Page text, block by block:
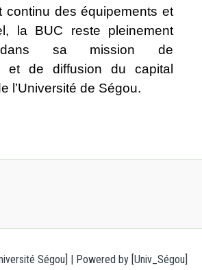
continu des équipements et
la BUC reste pleinement
dans sa mission de
et de diffusion du capital
l’Université de Ségou.
Ségou] | Powered by [Univ_Ségou]